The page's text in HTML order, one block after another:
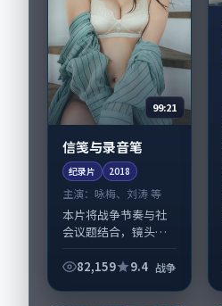
99:21
信笺与录音笔
纪录片 2018
主演： 咏梅、刘涛 等
本片将战争节奏与社
会议题结合，镜头语
《信笺与录音笔》由
82,159 9.4 战争